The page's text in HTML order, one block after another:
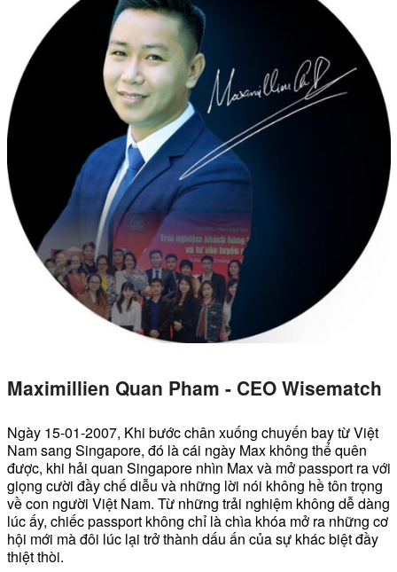
Maximillien Quan Pham - CEO Wisematch
Ngày 15-01-2007, Khi bước chân xuống chuyến bay từ Việt
Nam sang Singapore, đó là cái ngày Max không thể quên
được, khi hải quan Singapore nhìn Max và mở passport ra với
giọng cười đầy chế diễu và những lời nói không hề tôn trọng
về con người Việt Nam. Từ những trải nghiệm không dễ dàng
lúc ấy, chiếc passport không chỉ là chìa khóa mở ra những cơ
hội mới mà đôi lúc lại trở thành dấu ấn của sự khác biệt đầy
thiệt thòi.
DỊCH VỤ KIỂM KÊ KHÍ THẢI NHÀ
KÍNH